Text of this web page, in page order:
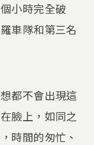
小時完全破
車隊和第三名
都不會出現這
臉上，如同之
時間的匆忙、